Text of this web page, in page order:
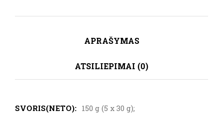
x
pipirais
APRAŠYMAS
ATSILIEPIMAI (0)
SVORIS(NETO): 150 g (5 x 30 g);